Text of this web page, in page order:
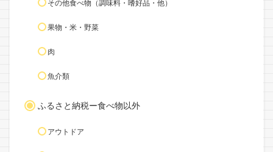
その他食べ物（調味料・嗜好品・他）
果物・米・野菜
肉
魚介類
ふるさと納税ー食べ物以外
アウトドア